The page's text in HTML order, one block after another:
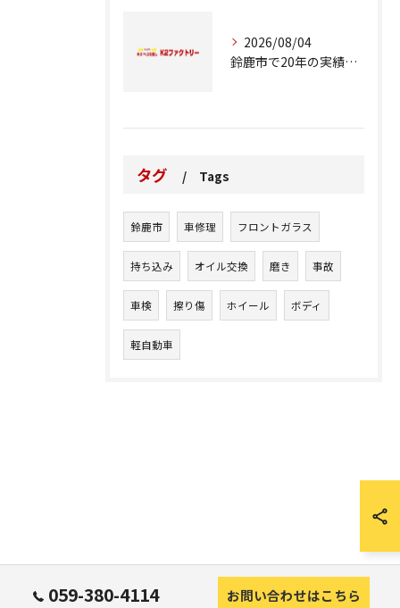
2026/08/04
鈴鹿市で20年の実績が語る車修理のこだわり
タグ Tags
鈴鹿市 車修理 フロントガラス
持ち込み オイル交換 磨き 事故
車検 擦り傷 ホイール ボディ
軽自動車
059-380-4114 お問い合わせはこちら